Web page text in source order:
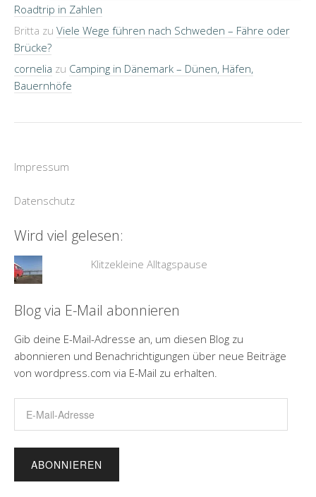
Roadtrip in Zahlen
Britta zu Viele Wege führen nach Schweden – Fähre oder
Brücke?
cornelia zu Camping in Dänemark – Dünen, Häfen,
Bauernhöfe
Impressum
Datenschutz
Wird viel gelesen:
Klitzekleine Alltagspause
Blog via E-Mail abonnieren
Gib deine E-Mail-Adresse an, um diesen Blog zu
abonnieren und Benachrichtigungen über neue Beiträge
von wordpress.com via E-Mail zu erhalten.
Mail-